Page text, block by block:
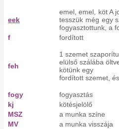
eek
emel, emel, köt A
tesszük még egy
fogyasztottunk, a
f
fordított
feh
1 szemet
elülső szálába
kötünk egy
fordított szemet,
fogy
fogyasztás
kj
kötésjelölő
MSZ
a munka színe
MV
a munka visszája